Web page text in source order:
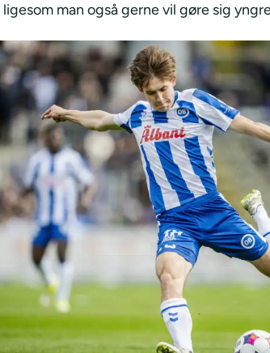
man også gerne vil gøre sig